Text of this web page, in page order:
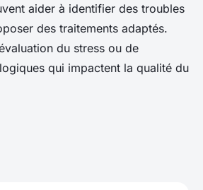
aider à identifier des troubles
des traitements adaptés.
du stress ou de
qui impactent la qualité du